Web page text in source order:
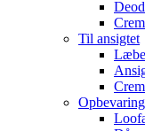
Til ansigtet